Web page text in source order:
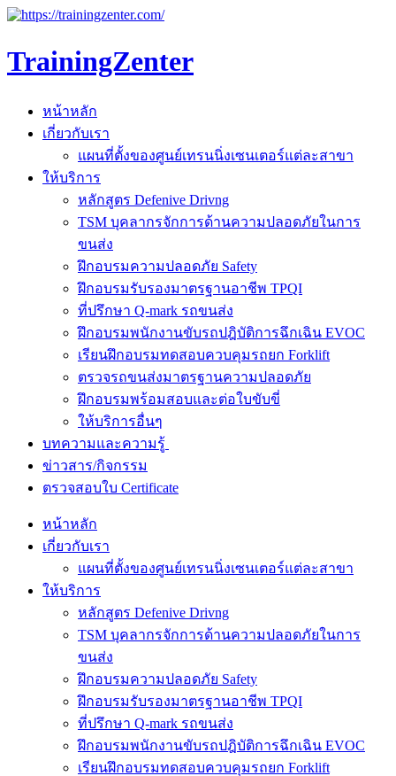
TrainingZenter
หน้าหลัก
เกี่ยวกับเรา
แผนที่ตั้งของศูนย์เทรนนิ่งเซนเตอร์แต่ละสาขา
ให้บริการ
หลักสูตร Defenive Drivng
TSM บุคลากรจักการด้านความปลอดภัยในการ
ขนส่ง
ฝึกอบรมความปลอดภัย Safety
ฝึกอบรมรับรองมาตรฐานอาชีพ TPQI
ที่ปรึกษา Q-mark รถขนส่ง
ฝึกอบรมพนักงานขับรถปฎิบัติการฉึกเฉิน EVOC
เรียนฝึกอบรมทดสอบควบคุมรถยก Forklift
ตรวจรถขนส่งมาตรฐานความปลอดภัย
ฝึกอบรมพร้อมสอบและต่อใบขับขี่
ให้บริการอื่นๆ
บทความและความรู้
ข่าวสาร/กิจกรรม
ตรวจสอบใบ Certificate
หน้าหลัก
เกี่ยวกับเรา
แผนที่ตั้งของศูนย์เทรนนิ่งเซนเตอร์แต่ละสาขา
ให้บริการ
หลักสูตร Defenive Drivng
TSM บุคลากรจักการด้านความปลอดภัยในการ
ขนส่ง
ฝึกอบรมความปลอดภัย Safety
ฝึกอบรมรับรองมาตรฐานอาชีพ TPQI
ที่ปรึกษา Q-mark รถขนส่ง
ฝึกอบรมพนักงานขับรถปฎิบัติการฉึกเฉิน EVOC
เรียนฝึกอบรมทดสอบควบคุมรถยก Forklift